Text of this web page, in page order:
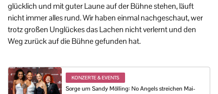
glücklich und mit guter Laune auf der Bühne stehen, läuft
nicht immer alles rund. Wir haben einmal nachgeschaut, wer
trotz großen Unglückes das Lachen nicht verlernt und den
Weg zurück auf die Bühne gefunden hat.
KONZERTE & EVENTS
Sorge um Sandy Mölling: No Angels streichen Mai-